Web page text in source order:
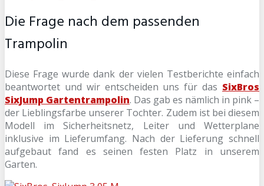
Die Frage nach dem passenden
Trampolin
Diese Frage wurde dank der vielen Testberichte einfach
beantwortet und wir entscheiden uns für das SixBros
SixJump Gartentrampolin. Das gab es nämlich in pink –
der Lieblingsfarbe unserer Tochter. Zudem ist bei diesem
Modell im Sicherheitsnetz, Leiter und Wetterplane
inklusive im Lieferumfang. Nach der Lieferung schnell
aufgebaut fand es seinen festen Platz in unserem
Garten.